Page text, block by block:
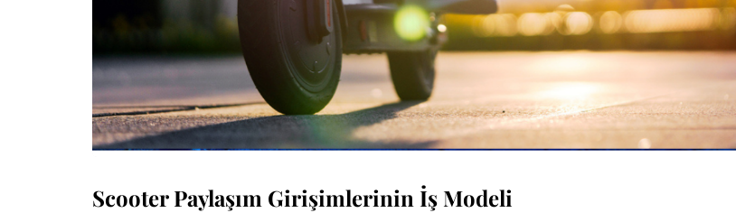
Scooter Paylaşım Girişimlerinin İş Modeli